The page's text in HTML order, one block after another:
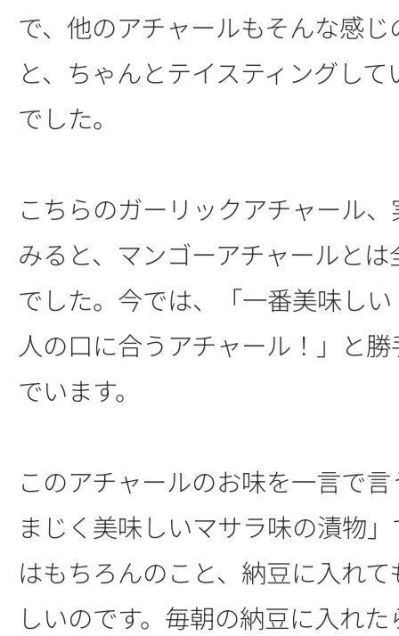
で、他のアチャールもそんな感じ
と、ちゃんとテイスティングし
でした。
こちらのガーリックアチャール
みると、マンゴーアチャールと
でした。今では、「一番美味し
人の口に合うアチャール！」と
でいます。
このアチャールのお味を一言で
まじく美味しいマサラ味の漬物
はもちろんのこと、納豆に入れ
しいのです。毎朝の納豆に入れ